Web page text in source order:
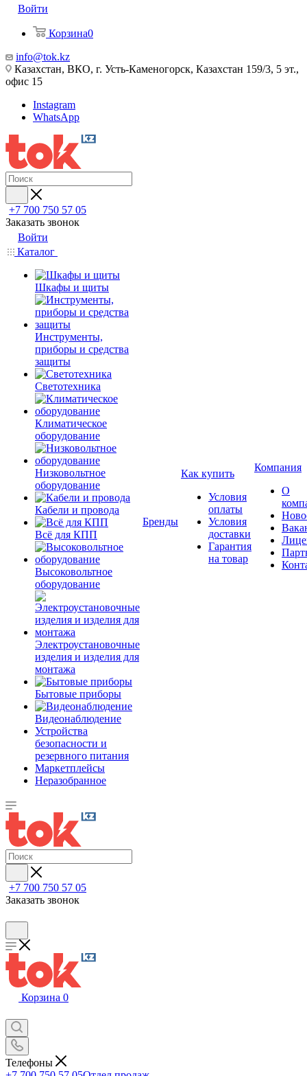
Войти
Корзина0
info@tok.kz
Казахстан, ВКО, г. Усть-Каменогорск, Казахстан 159/3, 5 эт.,
офис 15
Instagram
WhatsApp
+7 700 750 57 05
Заказать звонок
Войти
Каталог
Шкафы и щиты
Инструменты,
приборы и средства
защиты
Светотехника
Климатическое
оборудование
Низковольтное
оборудование
Кабели и провода
Всё для КПП
Высоковольтное
оборудование
Электроустановочные
изделия и изделия для
монтажа
Бытовые приборы
Видеонаблюдение
Устройства
безопасности и
резервного питания
Маркетплейсы
Неразобранное
Бренды
Как купить
Условия
оплаты
Условия
доставки
Гарантия
на товар
Компания
О
+7 700 750 57 05
Заказать звонок
Корзина 0
Телефоны